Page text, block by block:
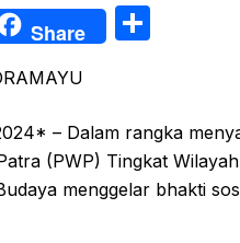
Share
e
– Dalam rangka
(PWP) Tingkat
menggelar bhakti